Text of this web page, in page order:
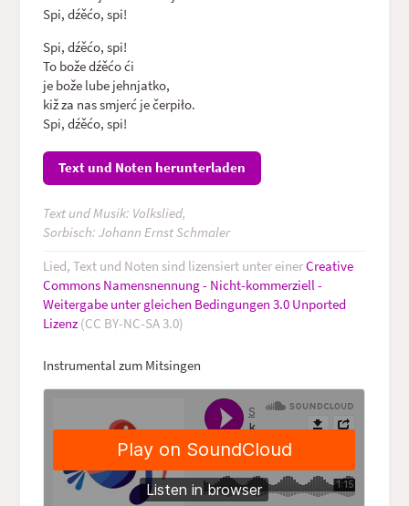
Spi, dźěćo, spi!
Spi, dźěćo, spi!
To bože dźěćo ći
je bože lube jehnjatko,
kiž za nas smjerć je čerpiło.
Spi, dźěćo, spi!
Text und Noten herunterladen
Text und Musik: Volkslied,
Sorbisch: Johann Ernst Schmaler
Lied, Text und Noten sind lizensiert unter einerCreative
Commons Namensnennung - Nicht‑kommerziell -
Weitergabe unter gleichen Bedingungen 3.0 Unported
Lizenz (CC BY‑NC‑SA 3.0)
Instrumental zum Mitsingen